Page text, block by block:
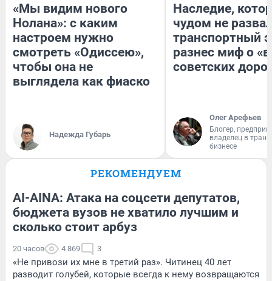
«Мы видим нового
Нолана»: с каким
настроем нужно
смотреть «Одиссею»,
чтобы она не
выглядела как фиаско
Надежда Губарь
Наследие,
чудом не
транспортный
разнес миф о
советских
Олег Арефьев
Блогер,
владелец в
бизнесе
РЕКОМЕНДУЕМ
AI-AINA: Атака на соцсети депутатов,
бюджета вузов не хватило лучшим и
сколько стоит арбуз
20 часов 4 869 3
«Не привози их мне в третий раз». Читинец 40 лет
разводит голубей, которые всегда к нему возвращаются